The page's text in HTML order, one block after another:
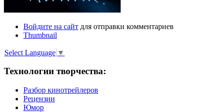
Войдите на сайт для отправки комментариев
Thumbnail
Select Language ▼
Технологии творчества:
Разбор кинотрейлеров
Рецензии
Юмор